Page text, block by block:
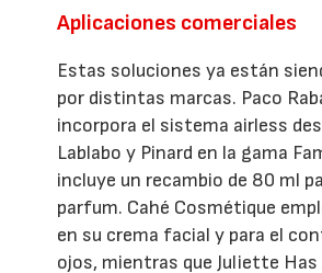
Aplicaciones comerciales
Estas soluciones ya están
por distintas marcas. Paco
incorpora el sistema airless
Lablabo y Pinard en la gama
incluye un recambio de 80 ml
parfum. Cahé Cosmétique
en su crema facial y para el
ojos, mientras que Juliette Has